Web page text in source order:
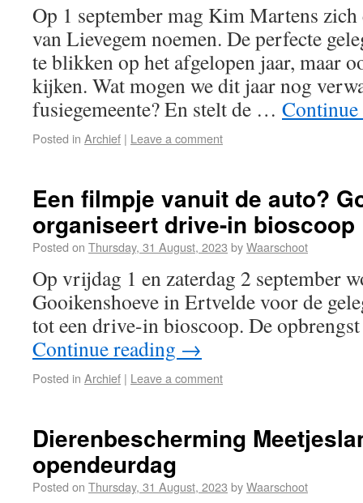
Op 1 september mag Kim Martens zich
van Lievegem noemen. De perfecte
te blikken op het afgelopen jaar, maar
kijken. Wat mogen we dit jaar nog
fusiegemeente? En stelt de …
Posted in Archief | Leave a comment
Een filmpje vanuit de auto?
organiseert drive-in bioscoop
Posted on Thursday, 31 August, 2023 byWaarschoot
Op vrijdag 1 en zaterdag 2 september
Gooikenshoeve in Ertvelde voor de
tot een drive-in bioscoop. De opbrengst
Continue reading →
Posted in Archief | Leave a comment
Dierenbescherming
opendeurdag
Posted on Thursday, 31 August, 2023 byWaarschoot